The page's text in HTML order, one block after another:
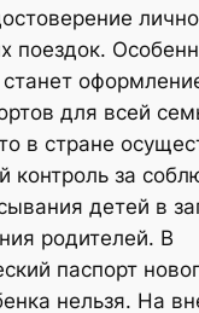
поездок.
для всей
в стране
контроль за
детей в
родителей. В
паспорт
нельзя. На